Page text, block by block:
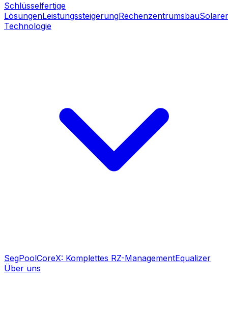
Schlüsselfertige
LösungenLeistungssteigerungRechenzentrumsbau
Technologie
SegPoolCoreX: Komplettes RZ-ManagementEqualizer
Über uns